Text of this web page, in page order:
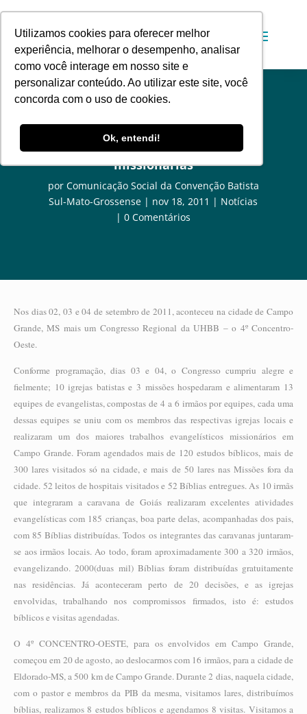
Utilizamos cookies para oferecer melhor
experiência, melhorar o desempenho, analisar
como você interage em nosso site e
personalizar conteúdo. Ao utilizar este site, você
concorda com o uso de cookies.
Ok, entendi!
Homens Batistas de MS e suas
ações evangelísticas e
missionárias
por Comunicação Social da Convenção Batista
Sul-Mato-Grossense
nov 18, 2011
Notícias
0 Comentários
Nos dias 02, 03 e 04 de setembro de 2011, aconteceu na cidade de Campo
Grande, MS mais um Congresso Regional da UHBB – o 4º Concentro-
Oeste.
Conforme programação, dias 03 e 04, o Congresso cumpriu alegre e
fielmente; 10 igrejas batistas e 3 missões hospedaram e alimentaram 13
equipes de evangelistas, compostas de 4 a 6 irmãos por equipes, cada uma
dessas equipes se uniu com os membros das respectivas igrejas locais e
realizaram um dos maiores trabalhos evangelísticos missionários em
Campo Grande. Foram agendados mais de 120 estudos bíblicos, mais de
300 lares visitados só na cidade, e mais de 50 lares nas Missões fora da
cidade. 52 leitos de hospitais visitados e 52 Bíblias entregues. As 10 irmãs
que integraram a caravana de Goiás realizaram excelentes atividades
evangelísticas com 185 crianças, boa parte delas, acompanhadas dos pais,
com 85 Bíblias distribuídas. Todos os integrantes das caravanas juntaram-
se aos irmãos locais. Ao todo, foram aproximadamente 300 a 320 irmãos,
evangelizando. 2000(duas mil) Bíblias foram distribuídas gratuitamente
nas residências. Já aconteceram perto de 20 decisões, e as igrejas
envolvidas, trabalhando nos compromissos firmados, isto é: estudos
bíblicos e visitas agendadas.
O 4º CONCENTRO-OESTE, para os envolvidos em Campo Grande,
começou em 20 de agosto, ao deslocarmos com 16 irmãos, para a cidade de
Eldorado-MS, a 500 km de Campo Grande. Durante 2 dias, naquela cidade,
com o pastor e membros da PIB da mesma, visitamos lares, distribuímos
bíblias, realizamos 8 estudos bíblicos e agendamos 8 visitas. Visitamos a